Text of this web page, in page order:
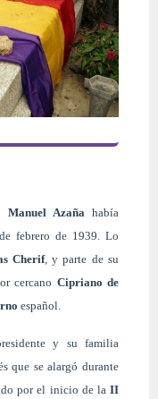
Manuel Azaña había
febrero de 1939. Lo
Cherif, y parte de su
cercano Cipriano de
español.
y su familia
que se alargó durante
por el inicio de la II